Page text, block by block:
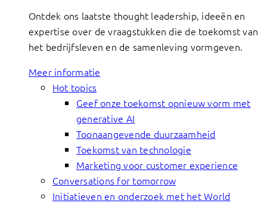
Ontdek ons laatste thought leadership, ideeën en
expertise over de vraagstukken die de toekomst van
het bedrijfsleven en de samenleving vormgeven.
Meer informatie
Hot topics
Geef onze toekomst opnieuw vorm met
generative AI
Toonaangevende duurzaamheid
Toekomst van technologie
Marketing voor customer experience
Conversations for tomorrow
Initiatieven en onderzoek met het World